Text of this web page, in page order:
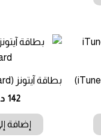
بطاقة آيتونز (iTunes Gift Card)
142
إضافة